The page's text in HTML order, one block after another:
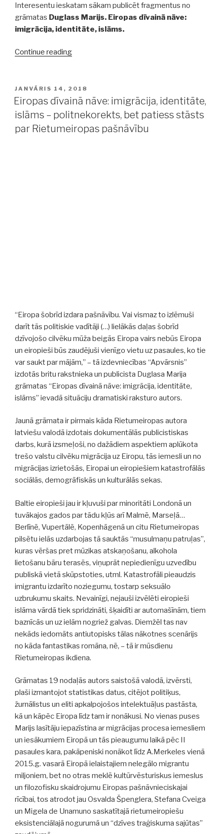
Interesentu ieskatam sākam publicēt fragmentus no
grāmatas Duglass Marijs. Eiropas dīvainā nāve:
imigrācija, identitāte, islāms.
Continue reading“Duglass
dīvainā
nāve:
imigrācija,
identitāte,
islāms.
POSTED
ON
JANVĀRIS 14, 2018
Eiropas dīvainā nāve: imigrācija, identitāte,
islāms – politnekorekts, bet patiess stāsts
par Rietumeiropas pašnāvību
“Eiropa šobrīd izdara pašnāvību. Vai vismaz to izlēmuši
darīt tās politiskie vadītāji (…) lielākās daļas šobrīd
dzīvojošo cilvēku mūža beigās Eiropa vairs nebūs Eiropa
un eiropieši būs zaudējuši vienīgo vietu uz pasaules, ko tie
var saukt par mājām,” – tā izdevniecības “Apvārsnis”
izdotās britu rakstnieka un publicista Duglasa Marija
grāmatas “Eiropas dīvainā nāve: imigrācija, identitāte,
islāms” ievadā situāciju dramatiski raksturo autors.
Jaunā grāmata ir pirmais kāda Rietumeiropas autora
latviešu valodā izdotais dokumentālās publicistiskas
darbs, kurā izsmeļoši, no dažādiem aspektiem aplūkota
trešo valstu cilvēku migrācija uz Eiropu, tās iemesli un no
migrācijas izrietošās, Eiropai un eiropiešiem katastrofālās
sociālās, demogrāfiskās un kulturālās sekas.
Baltie eiropieši jau ir kļuvuši par minoritāti Londonā un
tuvākajos gados par tādu kļūs arī Malmē, Marseļā…
Berlīnē, Vupertālē, Kopenhāgenā un citu Rietumeiropas
pilsētu ielās uzdarbojas tā sauktās “musulmaņu patruļas”,
kuras vēršas pret mūzikas atskaņošanu, alkohola
lietošanu bāru terasēs, viņuprāt nepiedienīgu uzvedību
publiskā vietā skūpstoties, utml. Katastrofāli pieaudzis
imigrantu izdarīto noziegumu, tostarp seksuālo
uzbrukumu skaits. Nevainīgi, nejauši izvēlēti eiropieši
islāma vārdā tiek spridzināti, šķaidīti ar automašīnām, tiem
baznīcās un uz ielām nogriež galvas. Diemžēl tas nav
nekāds iedomāts antiutopisks tālas nākotnes scenārijs
no kāda fantastikas romāna, nē, – tā ir mūsdienu
Rietumeiropas ikdiena.
Grāmatas 19 nodaļās autors saistošā valodā, izvērsti,
plaši izmantojot statistikas datus, citējot politiķus,
žurnālistus un eliti apkalpojošos intelektuāļus pastāsta,
kā un kāpēc Eiropa līdz tam ir nonākusi. No vienas puses
Marijs lasītāju iepazīstina ar migrācijas procesa iemesliem
un iesākumiem Eiropā un tās pieaugumu laikā pēc II
pasaules kara, pakāpeniski nonākot līdz A.Merkeles vienā
2015.g. vasarā Eiropā ielaistajiem nelegālo migrantu
miljoniem, bet no otras meklē kultūrvēsturiskus iemeslus
un filozofisku skaidrojumu Eiropas pašnāvnieciskajai
rīcībai, tos atrodot jau Osvalda Špenglera, Stefana Cveiga
un Migela de Unamuno saskatītajā rietumeiropiešu
eksistenciālajā nogurumā un “dzīves traģiskuma sajūtas”